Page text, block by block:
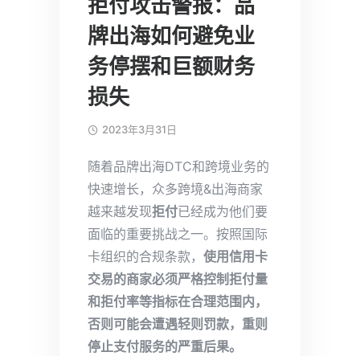
拒付攻击警报：品
牌出海如何避免业
务停摆和巨额财务
损失
2023年3月31日
随着品牌出海DTC和跨境业务的
快速增长，众多跨境&出海商家
越来越发现拒付已经成为他们要
面临的重要挑战之一。按照国际
卡组织的合规条款， 使用信用卡
交易的商家必须严格控制拒付量
和拒付率等指标在合理范围内，
否则可能会遭遇轻则罚款，重则
停止支付服务的严重后果。